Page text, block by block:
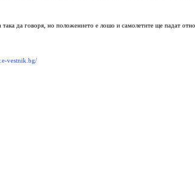
така да говоря, но положението е лошо и самолетите ще падат
vestnik.bg/